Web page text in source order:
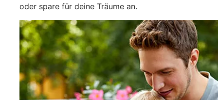
oder spare für deine Träume an.